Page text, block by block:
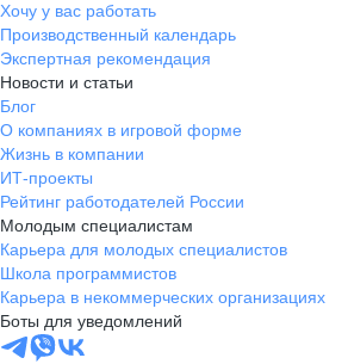
Хочу у вас работать
Производственный календарь
Экспертная рекомендация
Новости и статьи
Блог
О компаниях в игровой форме
Жизнь в компании
ИТ-проекты
Рейтинг работодателей России
Молодым специалистам
Карьера для молодых специалистов
Школа программистов
Карьера в некоммерческих организациях
Боты для уведомлений